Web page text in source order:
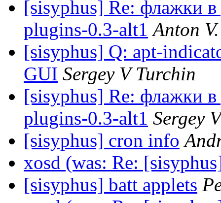
[sisyphus] Re: флажки
plugins-0.3-alt1 Anton
[sisyphus] Q: apt-
GUI Sergey V Turchin
[sisyphus] Re: флажки
plugins-0.3-alt1 Sergey
[sisyphus] cron info
xosd (was: Re:
[sisyphus] batt applets